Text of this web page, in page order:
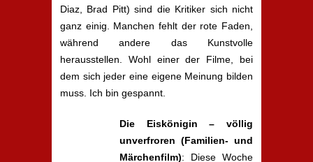
Diaz, Brad Pitt) sind die Kritiker sich nicht
ganz einig. Manchen fehlt der rote Faden,
während andere das Kunstvolle
herausstellen. Wohl einer der Filme, bei
dem sich jeder eine eigene Meinung bilden
muss. Ich bin gespannt.
Die Eiskönigin – völlig
unverfroren (Familien- und
Märchenfilm): Diese Woche